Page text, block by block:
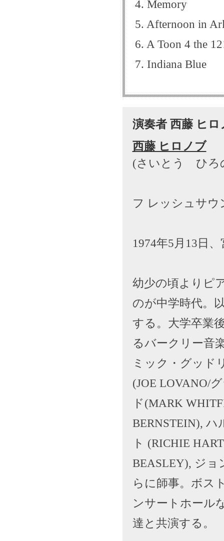
4. Memory
5. Afternoon in
6. A Toon 4 the
7. Indiana Blue
演奏者 西藤 ヒ
西藤 ヒロノブ
(さいとう ひろ
フ レッシュサウ
1974年5月13日
幼少の頃よりピ
のが中学時代。
する。大学卒業
るバークリー音
ミック・グッド
(JOE LOVANO/
ド(MARK
BERNSTEIN),
ト (RICHIE
BEASLEY), ジョ
らに師事。ボス
ンサートホール
達と共演する。